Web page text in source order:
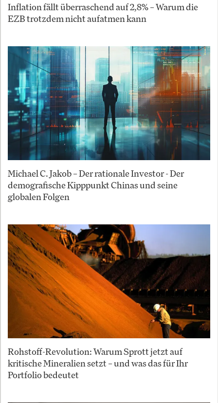
Inflation fällt überraschend auf 2,8% – Warum die
EZB trotzdem nicht aufatmen kann
Michael C. Jakob – Der rationale Investor - Der
demografische Kipppunkt Chinas und seine
globalen Folgen
Rohstoff-Revolution: Warum Sprott jetzt auf
kritische Mineralien setzt – und was das für Ihr
Portfolio bedeutet